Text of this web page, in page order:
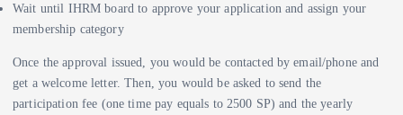
Wait until IHRM board to approve your application and assign your
membership category
Once the approval issued, you would be contacted by email/phone and
get a welcome letter. Then, you would be asked to send the
participation fee (one time pay equals to 2500 SP) and the yearly